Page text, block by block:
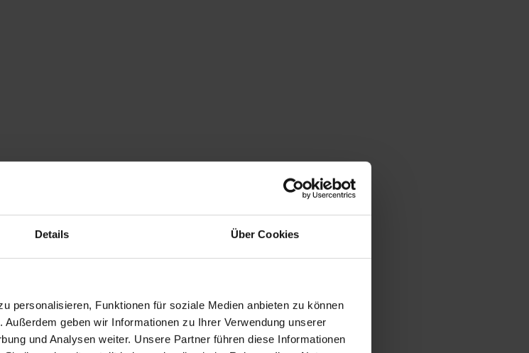
Details Über Cookies
personalisieren, Funktionen für soziale Medien anbieten zu können
geben wir Informationen zu Ihrer Verwendung unserer
und Analysen weiter. Unsere Partner führen diese Informationen